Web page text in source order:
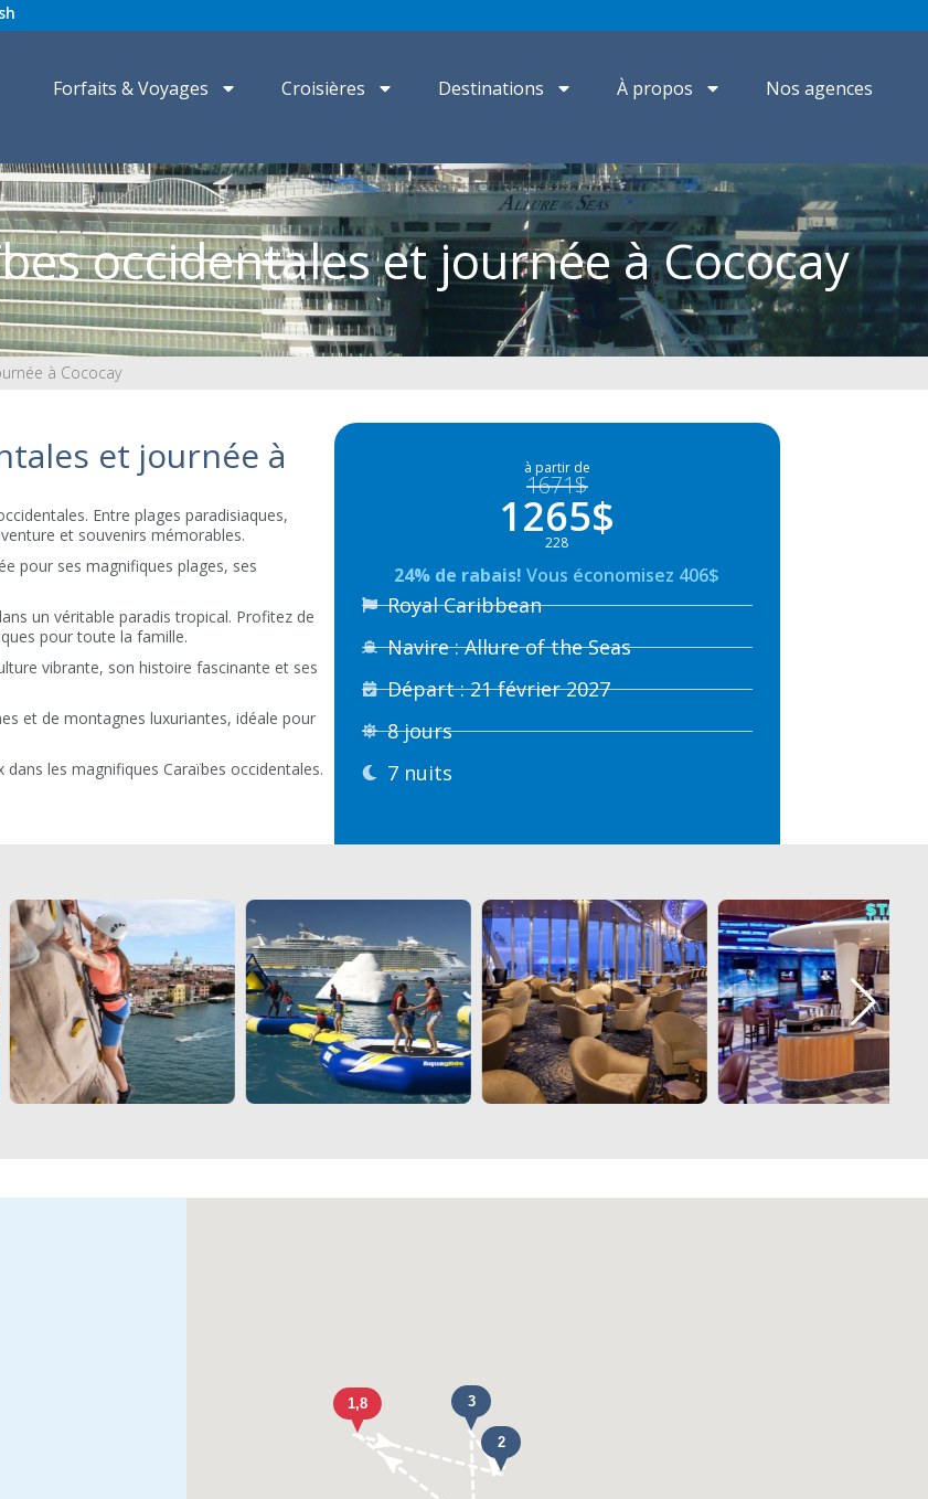
Forfaits & Voyages Croisières Destinations À propos Nos agences
occidentales et journée à Cococay
à Cococay
et journée à
Entre plages paradisiaques,
et souvenirs mémorables.
pour ses magnifiques plages, ses
un véritable paradis tropical. Profitez de
pour toute la famille.
vibrante, son histoire fascinante et ses
et de montagnes luxuriantes, idéale pour
les magnifiques Caraïbes occidentales.
à partir de
1671$
1265$
228
24% de rabais! Vous économisez 406$
Royal Caribbean
Navire : Allure of the Seas
Départ : 21 février 2027
8 jours
7 nuits